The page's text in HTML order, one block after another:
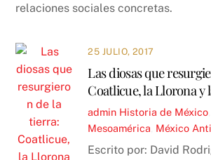
relaciones sociales concretas.
25 JULIO, 2017
Las diosas que
Coatlicue, la Llorona y
admin Historia de México
Mesoamérica México
Escrito por: David